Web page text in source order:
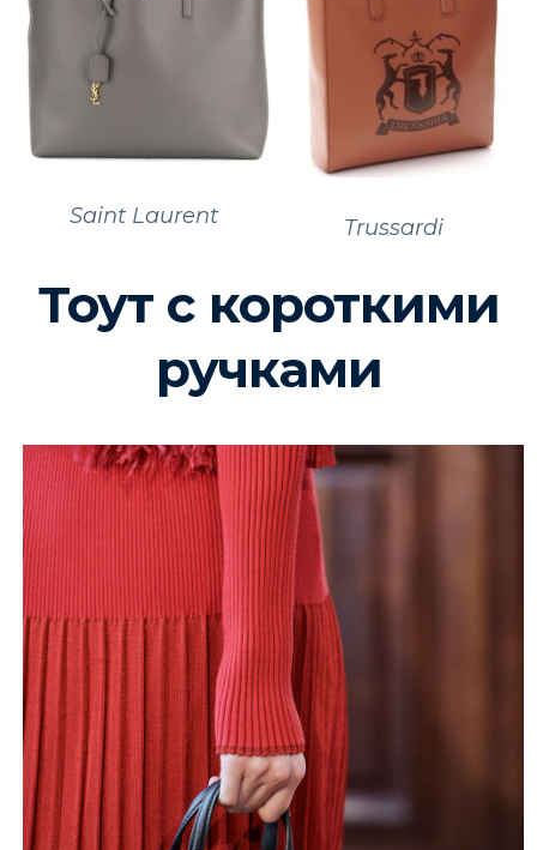
Saint Laurent Trussardi
Тоут с короткими
ручками